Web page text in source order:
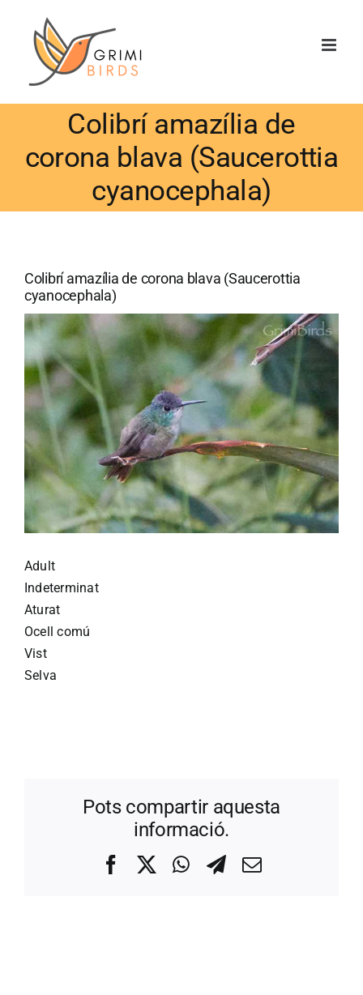
contenido
Colibrí amazília de
corona blava (Saucerottia
cyanocephala)
Colibrí amazília de corona blava (Saucerottia
cyanocephala)
Adult
Indeterminat
Aturat
Ocell comú
Vist
Selva
Pots compartir aquesta
informació.
FacebookWhatsApp
Telegram
Correo